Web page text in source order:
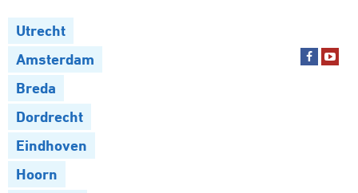
Utrecht
Amsterdam
Breda
Dordrecht
Eindhoven
Hoorn